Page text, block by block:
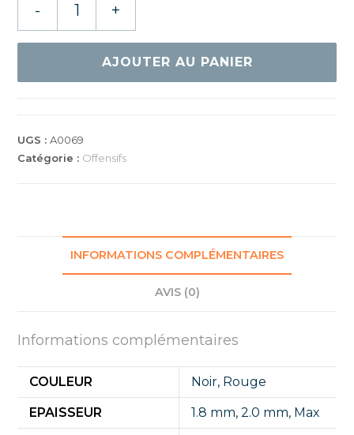
- +
AJOUTER AU PANIER
UGS :A0069
Catégorie : Offensifs
INFORMATIONS COMPLÉMENTAIRES
AVIS (0)
Informations complémentaires
COULEUR Noir, Rouge
EPAISSEUR 1.8 mm,2.0 mm, Max